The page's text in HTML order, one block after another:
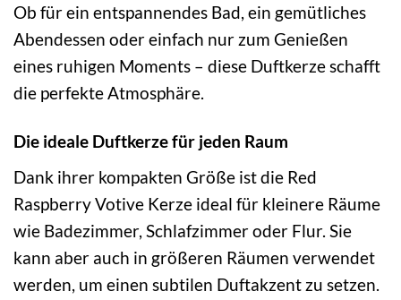
Ob für ein entspannendes Bad, ein gemütliches
Abendessen oder einfach nur zum Genießen
eines ruhigen Moments – diese Duftkerze schafft
die perfekte Atmosphäre.
Die ideale Duftkerze für jeden Raum
Dank ihrer kompakten Größe ist die Red
Raspberry Votive Kerze ideal für kleinere Räume
wie Badezimmer, Schlafzimmer oder Flur. Sie
kann aber auch in größeren Räumen verwendet
werden, um einen subtilen Duftakzent zu setzen.